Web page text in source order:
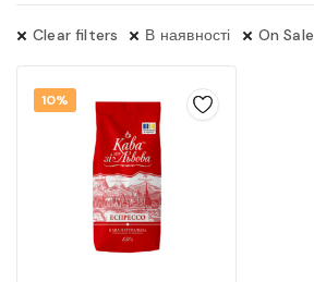
Clear filters В наявності On Sale
10%